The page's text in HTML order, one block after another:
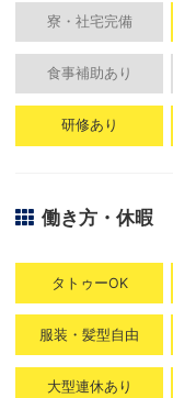
寮・社宅完備
食事補助あり
研修あり
働き方・休暇
タトゥーOK
服装・髪型自由
大型連休あり